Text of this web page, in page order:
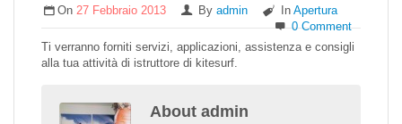
On 27 Febbraio 2013 Byadmin In Apertura
0 Comment
Ti verranno forniti servizi, applicazioni, assistenza e consigli
alla tua attività di istruttore di kitesurf.
About admin